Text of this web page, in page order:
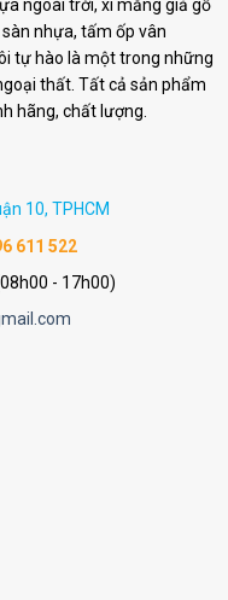
ngoài trời, xi măng giả gỗ
nhựa, tấm ốp vân
tự hào là một trong những
thất. Tất cả sản phẩm
hãng, chất lượng.
10, TPHCM
611 522
- 17h00)